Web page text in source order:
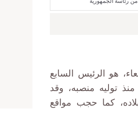
هو الرئيس السابع
توليه منصبه، وقد
كما حجب مواقع